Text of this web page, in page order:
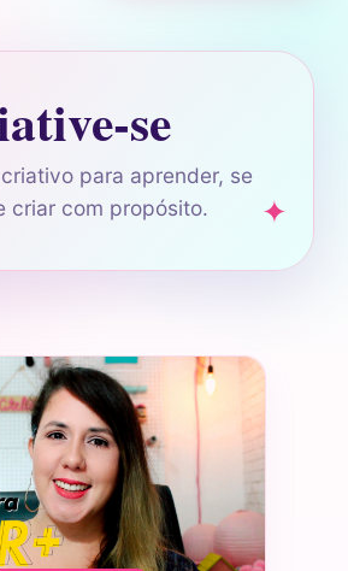
se
para aprender, se
criar com propósito.